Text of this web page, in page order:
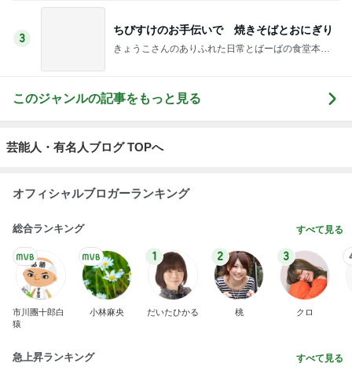
3
ちびすけのお手伝いで 焼きそばとおにぎり
きょうこさんのありふれた日常とばーばの食堂本日
このジャンルの記事をもっと見る
芸能人・有名人ブログ TOPへ
オフィシャルブロガーランキング
総合ランキング すべて見る
市川團十郎白
猿
小林麻央
1
だいたひかる
2
桃
3
クロ
急上昇ランキング すべて見る